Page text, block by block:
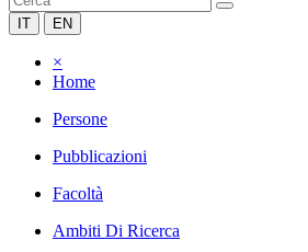
IT EN
×
Home
Persone
Pubblicazioni
Facoltà
Ambiti Di Ricerca